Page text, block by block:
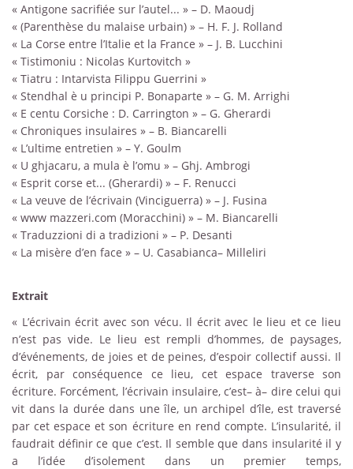
« Antigone sacrifiée sur l’autel... » – D. Maoudj
« (Parenthèse du malaise urbain) » – H. F. J. Rolland
« La Corse entre l’Italie et la France » – J. B. Lucchini
« Tistimoniu : Nicolas Kurtovitch »
« Tiatru : Intarvista Filippu Guerrini »
« Stendhal è u principi P. Bonaparte » – G. M. Arrighi
« E centu Corsiche : D. Carrington » – G. Gherardi
« Chroniques insulaires » – B. Biancarelli
« L’ultime entretien » – Y. Goulm
« U ghjacaru, a mula è l’omu » – Ghj. Ambrogi
« Esprit corse et... (Gherardi) » – F. Renucci
« La veuve de l’écrivain (Vinciguerra) » – J. Fusina
« www mazzeri.com (Moracchini) » – M. Biancarelli
« Traduzzioni di a tradizioni » – P. Desanti
« La misère d’en face » – U. Casabianca– Milleliri
Extrait
« L’écrivain écrit avec son vécu. Il écrit avec le lieu et ce lieu
n’est pas vide. Le lieu est rempli d’hommes, de paysages,
d’événements, de joies et de peines, d’espoir collectif aussi. Il
écrit, par conséquence ce lieu, cet espace traverse son
écriture. Forcément, l’écrivain insulaire, c’est– à– dire celui qui
vit dans la durée dans une île, un archipel d’île, est traversé
par cet espace et son écriture en rend compte. L’insularité, il
faudrait définir ce que c’est. Il semble que dans insularité il y
a l’idée d’isolement dans un premier temps,